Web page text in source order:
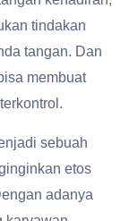
tindakan
tangan. Dan
membuat
sebuah
etos
adanya